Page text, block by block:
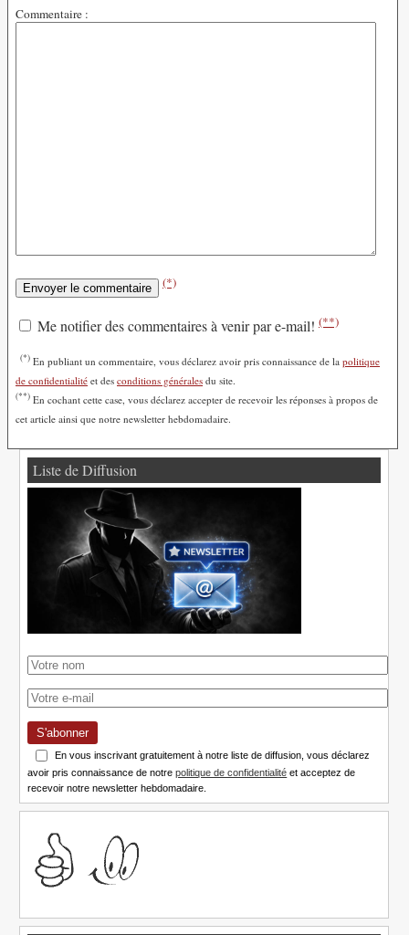
Commentaire :
(*)
Me notifier des commentaires à venir par e-mail! (**)
(*) En publiant un commentaire, vous déclarez avoir pris connaissance de la politique
de confidentialité et des conditions générales du site.
(**) En cochant cette case, vous déclarez accepter de recevoir les réponses à propos de
cet article ainsi que notre newsletter hebdomadaire.
Liste de Diffusion
S'abonner
En vous inscrivant gratuitement à notre liste de diffusion, vous déclarez
avoir pris connaissance de notrepolitique de confidentialité et acceptez de
recevoir notre newsletter hebdomadaire.